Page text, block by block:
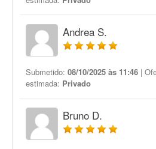
Andrea S.
Submetido: 08/10/2025 às 11:46 |
estimada: Privado
Bruno D.